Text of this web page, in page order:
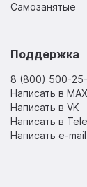
Самозанятые
Поддержка
8 (800) 500-
Написать в MAX
Написать в VK
Написать в
Написать e-mail